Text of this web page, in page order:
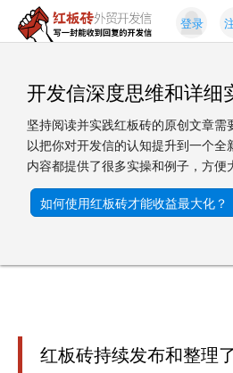
红
砖
外
贸
开
发
信
封
收
到
回
登录
开发信深度思维和详细
坚持阅读并实践红板砖的原创文章
以把你对开发信的认知提升到一个全
内容都提供了很多实操和例子，方便
如何使用红板砖才能收益最大化？
红板砖持续发布和整理